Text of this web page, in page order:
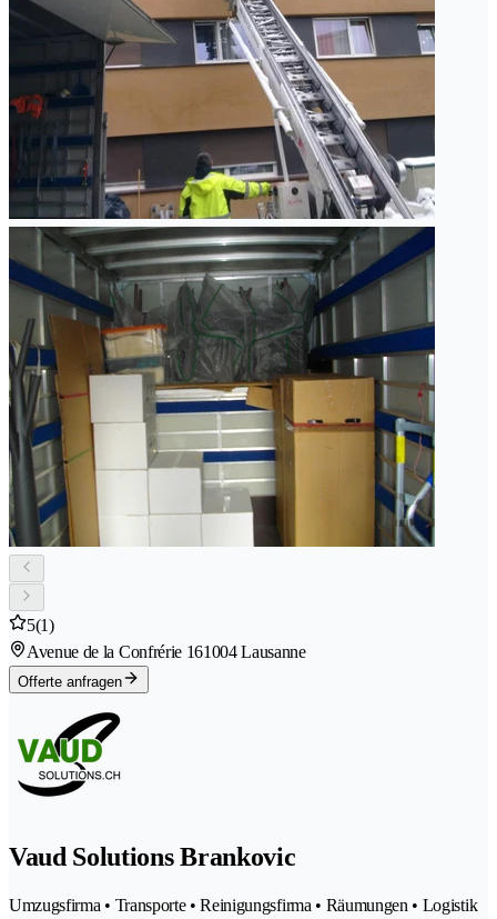
5(1)
Avenue de la Confrérie 161004 Lausanne
Offerte anfragen
Vaud Solutions Brankovic
Umzugsfirma • Transporte • Reinigungsfirma • Räumungen • Logistik